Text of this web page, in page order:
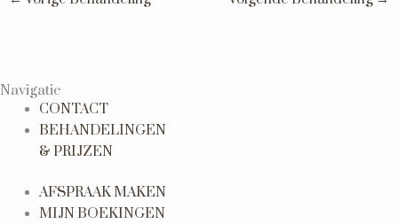
Navigatie
CONTACT
BEHANDELINGEN
& PRIJZEN
AFSPRAAK MAKEN
MIJN BOEKINGEN